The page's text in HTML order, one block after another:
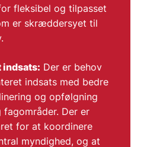
fleksibel og tilpasset
er skræddersyet til
Der er behov
indsats med bedre
og opfølgning
Der er
for at koordinere
myndighed, og at